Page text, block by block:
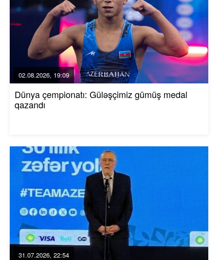
02.08.2026, 19:09
Dünya çempionatı: Güləşçimiz gümüş medal
qazandı
31.07.2026, 22:54